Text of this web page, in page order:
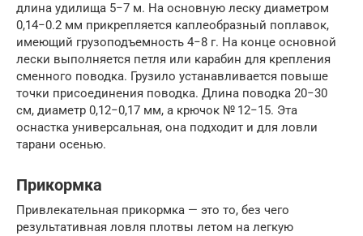
длина удилища 5−7 м. На основную леску диаметром
0,14−0.2 мм прикрепляется каплеобразный поплавок,
имеющий грузоподъемность 4−8 г. На конце основной
лески выполняется петля или карабин для крепления
сменного поводка. Грузило устанавливается повыше
точки присоединения поводка. Длина поводка 20−30
см, диаметр 0,12−0,17 мм, а крючок № 12−15. Эта
оснастка универсальная, она подходит и для ловли
тарани осенью.
Прикормка
Привлекательная прикормка — это то, без чего
результативная ловля плотвы летом на легкую